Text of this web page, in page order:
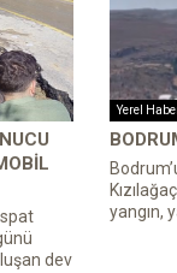
dev
Yerel
yangın,